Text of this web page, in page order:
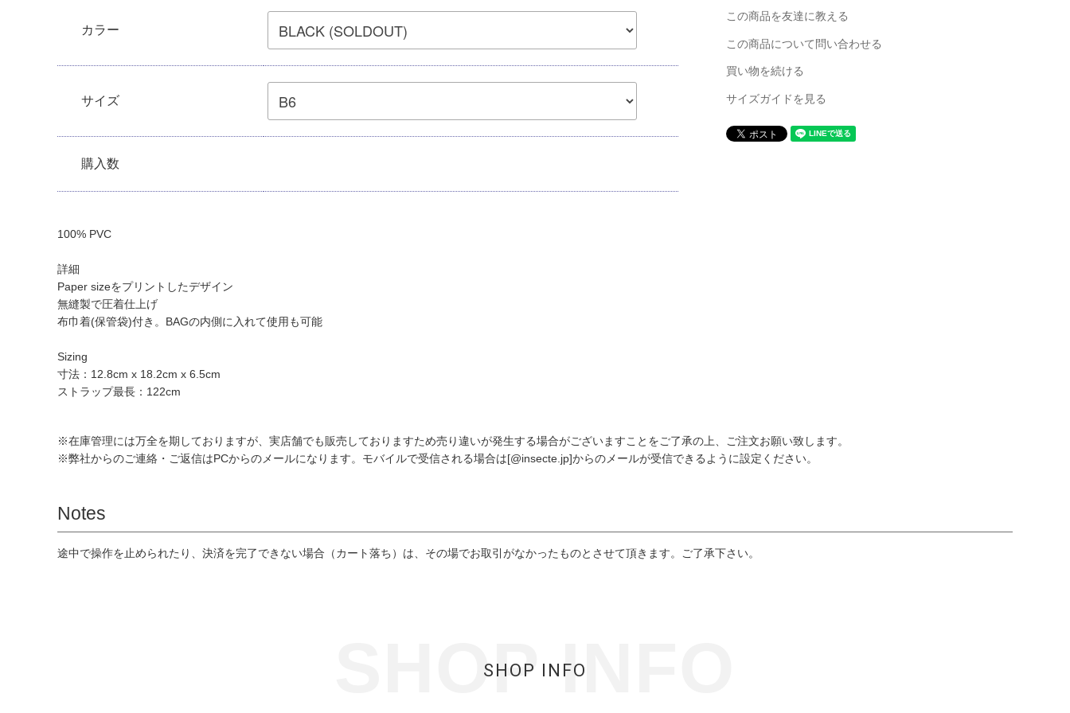
カラー
サイズ
購入数
この商品を友達に教える
この商品について問い合わせる
買い物を続ける
サイズガイドを見る
100% PVC
詳細
Paper sizeをプリントしたデザイン
無縫製で圧着仕上げ
布巾着(保管袋)付き。BAGの内側に入れて使用も可能
Sizing
寸法：12.8cm x 18.2cm x 6.5cm
ストラップ最長：122cm
※在庫管理には万全を期しておりますが、実店舗でも販売しておりますため売り違いが発生する場合がございますことをご了承の上、ご注文お願い致します。
※弊社からのご連絡・ご返信はPCからのメールになります。モバイルで受信される場合は[@insecte.jp]からのメールが受信できるように設定ください。
Notes
途中で操作を止められたり、決済を完了できない場合（カート落ち）は、その場でお取引がなかったものとさせて頂きます。ご了承下さい。
SHOP INFO
SHOP INFO